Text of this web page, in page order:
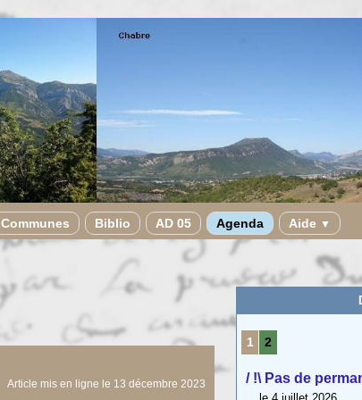
Communes Biblio AD 05 Agenda Aide ▼
Article mis en ligne le 13 décembre 2023
1 2
/ !\ Pas de